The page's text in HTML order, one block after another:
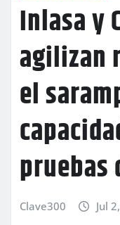
Inlasa y
agilizan
el
pruebas
Clave300 Jul